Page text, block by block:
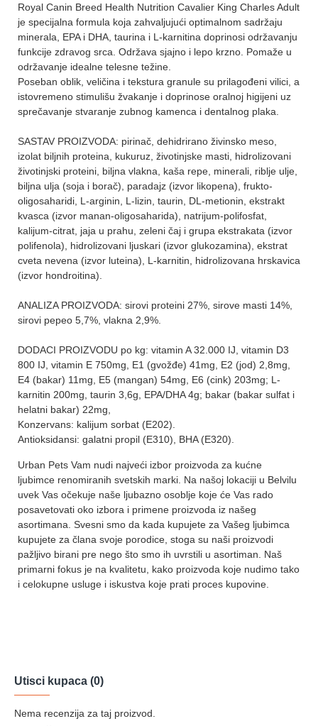
Royal Canin Breed Health Nutrition Cavalier King Charles Adult
je specijalna formula koja zahvaljujući optimalnom sadržaju
minerala, EPA i DHA, taurina i L-karnitina doprinosi održavanju
funkcije zdravog srca. Održava sjajno i lepo krzno. Pomaže u
održavanje idealne telesne težine.
Poseban oblik, veličina i tekstura granule su prilagođeni vilici, a
istovremeno stimulišu žvakanje i doprinose oralnoj higijeni uz
sprečavanje stvaranje zubnog kamenca i dentalnog plaka.
SASTAV PROIZVODA: pirinač, dehidrirano živinsko meso,
izolat biljnih proteina, kukuruz, životinjske masti, hidrolizovani
životinjski proteini, biljna vlakna, kaša repe, minerali, riblje ulje,
biljna ulja (soja i borač), paradajz (izvor likopena), frukto-
oligosaharidi, L-arginin, L-lizin, taurin, DL-metionin, ekstrakt
kvasca (izvor manan-oligosaharida), natrijum-polifosfat,
kalijum-citrat, jaja u prahu, zeleni čaj i grupa ekstrakata (izvor
polifenola), hidrolizovani ljuskari (izvor glukozamina), ekstrat
cveta nevena (izvor luteina), L-karnitin, hidrolizovana hrskavica
(izvor hondroitina).
ANALIZA PROIZVODA: sirovi proteini 27%, sirove masti 14%,
sirovi pepeo 5,7%, vlakna 2,9%.
DODACI PROIZVODU po kg: vitamin A 32.000 IJ, vitamin D3
800 IJ, vitamin E 750mg, E1 (gvožđe) 41mg, E2 (jod) 2,8mg,
E4 (bakar) 11mg, E5 (mangan) 54mg, E6 (cink) 203mg; L-
karnitin 200mg, taurin 3,6g, EPA/DHA 4g; bakar (bakar sulfat i
helatni bakar) 22mg,
Konzervans: kalijum sorbat (E202).
Antioksidansi: galatni propil (E310), BHA (E320).
Urban Pets Vam nudi najveći izbor proizvoda za kućne
ljubimce renomiranih svetskih marki. Na našoj lokaciji u Belvilu
uvek Vas očekuje naše ljubazno osoblje koje će Vas rado
posavetovati oko izbora i primene proizvoda iz našeg
asortimana. Svesni smo da kada kupujete za Vašeg ljubimca
kupujete za člana svoje porodice, stoga su naši proizvodi
pažljivo birani pre nego što smo ih uvrstili u asortiman. Naš
primarni fokus je na kvalitetu, kako proizvoda koje nudimo tako
i celokupne usluge i iskustva koje prati proces kupovine.
Utisci kupaca (0)
Nema recenzija za taj proizvod.